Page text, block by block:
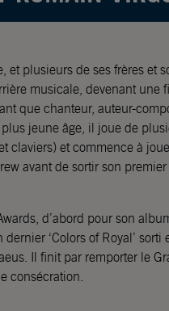
et plusieurs de ses frères et
musicale, devenant une
que chanteur, auteur-
jeune âge, il joue de
claviers) et commence à
avant de sortir son
d’abord pour son
‘Colors of Royal’ sorti
Il finit par remporter le
consécration.